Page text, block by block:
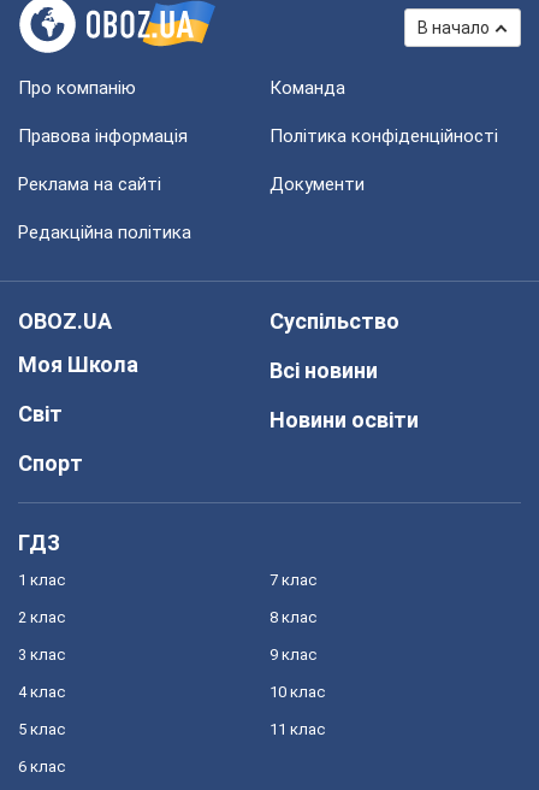
В начало
Про компанію Команда
Правова інформація Політика конфіденційності
Реклама на сайті Документи
Редакційна політика
OBOZ.UA
Моя Школа
Світ
Спорт
Суспільство
Всі новини
Новини освіти
ГДЗ
1 клас
2 клас
3 клас
4 клас
5 клас
6 клас
7 клас
8 клас
9 клас
10 клас
11 клас